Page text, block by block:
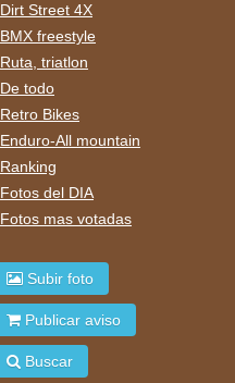
Dirt Street 4X
BMX freestyle
Ruta, triatlon
De todo
Retro Bikes
Enduro-All mountain
Ranking
Fotos del DIA
Fotos mas votadas
Subir foto
Publicar aviso
Buscar